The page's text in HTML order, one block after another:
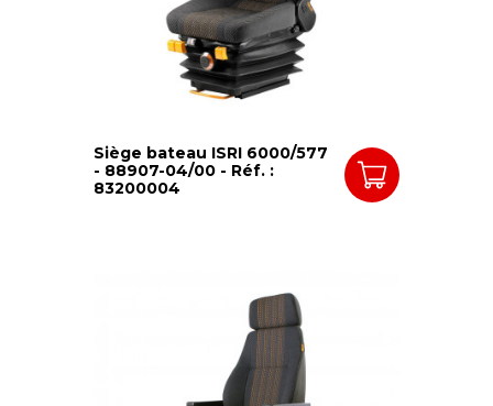
Siège bateau ISRI 6000/577
- 88907-04/00 - Réf. :
83200004